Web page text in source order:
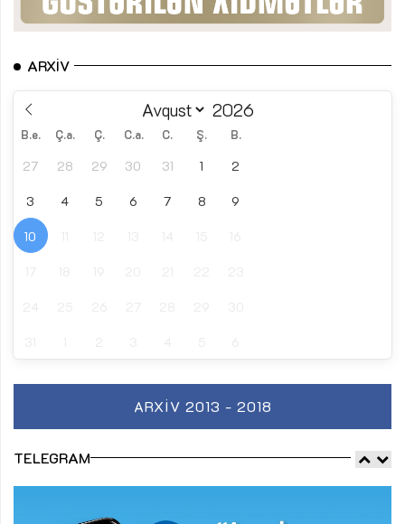
ARXIV
B.e. Ç.a. Ç. C.a. C. Ş. B.
27 28 29 30 31 1 2
3 4 5 6 7 8 9
10
ARXIV 2013 - 2018
TELEGRAM